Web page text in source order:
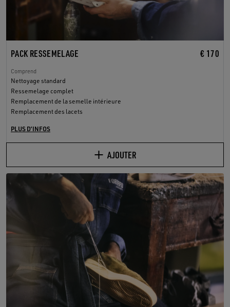
PACK RESSEMELAGE € 170
Comprend
Nettoyage standard
Ressemelage complet
Remplacement de la semelle intérieure
Remplacement des lacets
PLUS D’INFOS
AJOUTER